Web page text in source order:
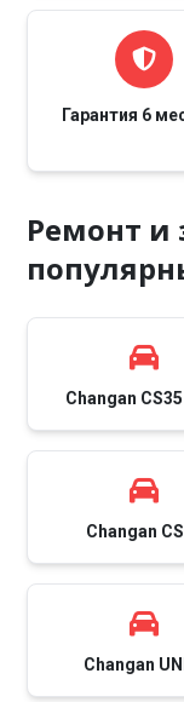
Гарантия 6
Ремонт и
Changan
Changan
Changan